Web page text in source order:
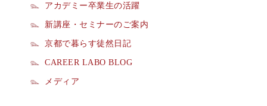
アカデミー卒業生の活躍
新講座・セミナーのご案内
京都で暮らす徒然日記
CAREER LABO BLOG
メディア